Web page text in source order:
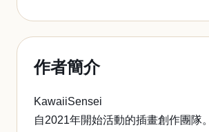
作者簡介
KawaiiSensei
自2021年開始活動的插畫創作團隊